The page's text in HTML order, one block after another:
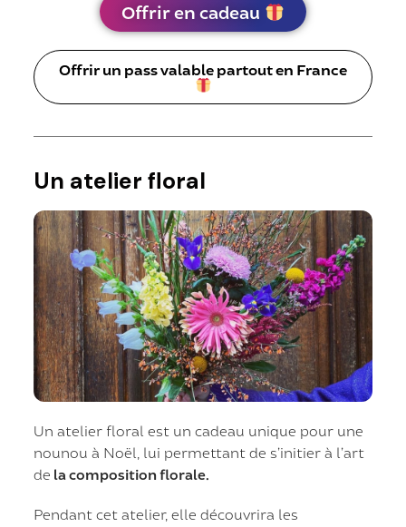
Offrir en cadeau
Offrir un pass valable partout en France
Un atelier floral
Un atelier floral est un cadeau unique pour une
nounou à Noël, lui permettant de s’initier à l’art
de la composition florale.
Pendant cet atelier, elle découvrira les